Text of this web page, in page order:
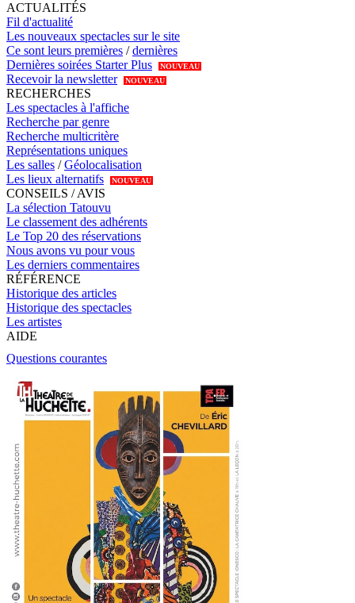
ACTUALITÉS
Fil d'actualité
Les nouveaux spectacles sur le site
Ce sont leurs premières /dernières
Dernières soirées Starter Plus
NOUVEAU
Recevoir la newsletter NOUVEAU
RECHERCHES
Les spectacles à l'affiche
Recherche par genre
Recherche multicritère
Représentations uniques
Les salles /Géolocalisation
Les lieux alternatifs
NOUVEAU
CONSEILS / AVIS
La sélection Tatouvu
Le classement des adhérents
Le Top 20 des réservations
Nous avons vu pour vous
Les derniers commentaires
RÉFÉRENCE
Historique des articles
Historique des spectacles
Les artistes
AIDE
Questions courantes